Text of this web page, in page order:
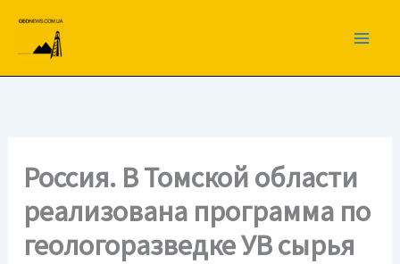
вмісту
Россия. В Томской области
реализована программа по
геологоразведке УВ сырья